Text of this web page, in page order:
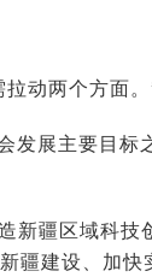
动两个方面。
发展主要目
新疆区域科技
疆建设、加